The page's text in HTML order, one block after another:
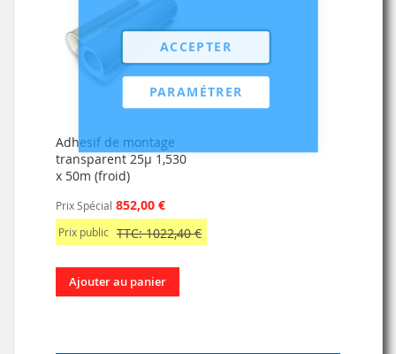
ACCEPTER
PARAMÉTRER
Adhesif de montage
transparent 25µ 1,530
x 50m (froid)
Prix Spécial 852,00 €
Prix public TTC: 1022,40 €
Ajouter au panier